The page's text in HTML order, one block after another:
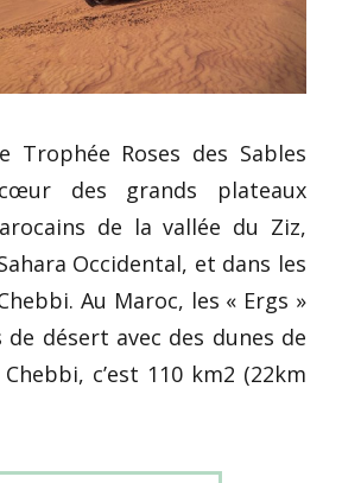
Trophée Roses des Sables
des grands plateaux
de la vallée du Ziz,
Occidental, et dans les
Au Maroc, les « Ergs »
de désert avec des dunes de
Chebbi, c’est 110 km2 (22km